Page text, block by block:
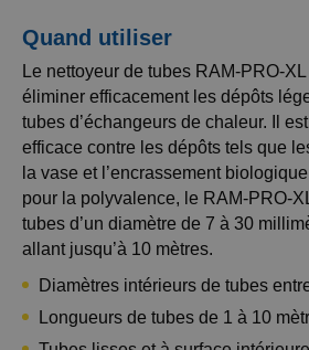
Quand utiliser
Le nettoyeur de tubes RAM-PRO-
éliminer efficacement les dépôts
tubes d’échangeurs de chaleur. Il
efficace contre les dépôts tels que
la vase et l’encrassement
pour la polyvalence, le RAM-PRO-
tubes d’un diamètre de 7 à 30
allant jusqu’à 10 mètres.
Diamètres intérieurs de tubes
Longueurs de tubes de 1 à 10